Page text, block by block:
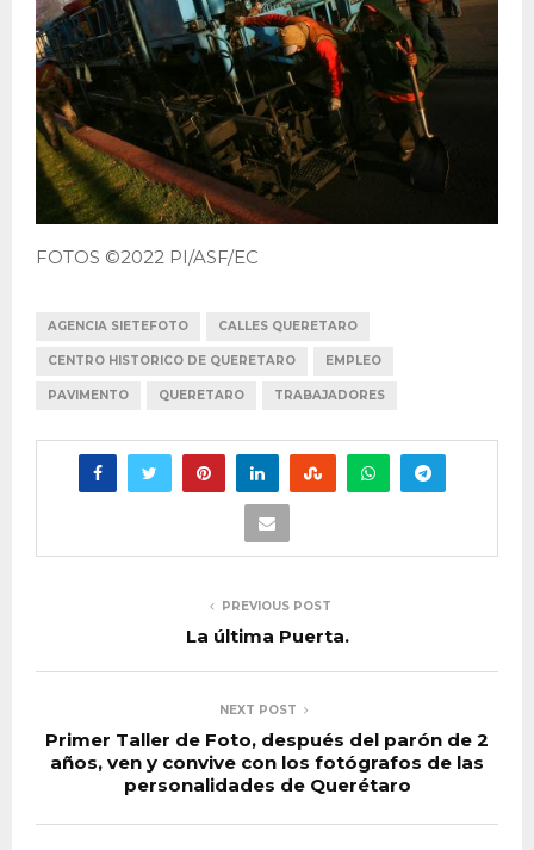
FOTOS ©2022 PI/ASF/EC
AGENCIA SIETEFOTO CALLES QUERETARO
CENTRO HISTORICO DE QUERETARO EMPLEO
PAVIMENTO QUERETARO TRABAJADORES
PREVIOUS POST
La última Puerta.
NEXT POST
Primer Taller de Foto, después del parón de 2
años, ven y convive con los fotógrafos de las
personalidades de Querétaro